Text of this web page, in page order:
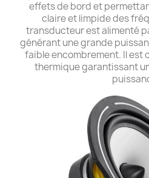
effets de bord et
claire et limpide des
transducteur est alimenté
générant une grande
faible encombrement. Il est
thermique garantissant